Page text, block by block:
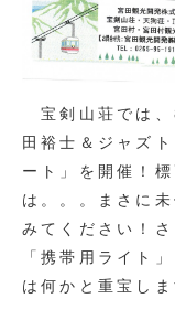
宝剣山荘では、
田裕士＆ジャズ
ート」を開催！
は。。。まさに
みてください！
「携帯用ライト
は何かと重宝しま